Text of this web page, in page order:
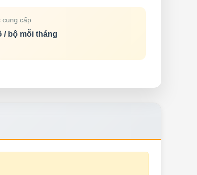
cung cấp
/ bộ mỗi tháng